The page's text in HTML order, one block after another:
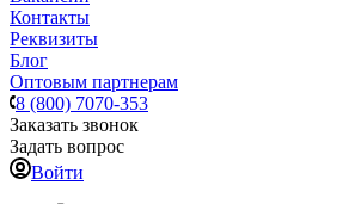
Контакты
Реквизиты
Блог
Оптовым партнерам
8 (800) 7070-353
Заказать звонок
Задать вопрос
Войти